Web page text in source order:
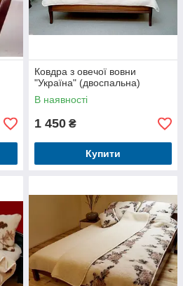
Ковдра з овечої вовни
"Україна" (двоспальна)
В наявності
1 450 ₴
Купити